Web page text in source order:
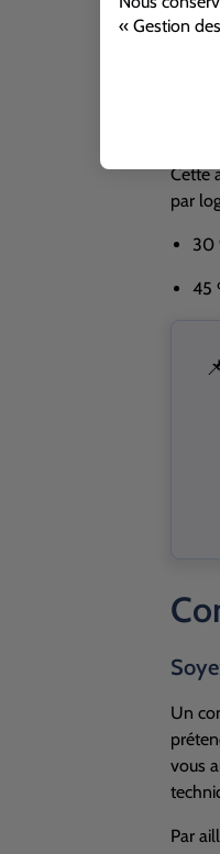
Pour
Cette
par
30
45
Un
vous
Par
« Gestion